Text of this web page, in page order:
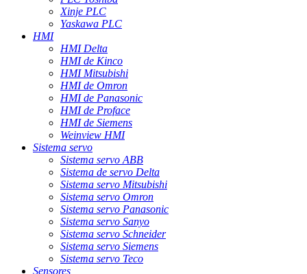
Xinje PLC
Yaskawa PLC
HMI
HMI Delta
HMI de Kinco
HMI Mitsubishi
HMI de Omron
HMI de Panasonic
HMI de Proface
HMI de Siemens
Weinview HMI
Sistema servo
Sistema servo ABB
Sistema de servo Delta
Sistema servo Mitsubishi
Sistema servo Omron
Sistema servo Panasonic
Sistema servo Sanyo
Sistema servo Schneider
Sistema servo Siemens
Sistema servo Teco
Sensores